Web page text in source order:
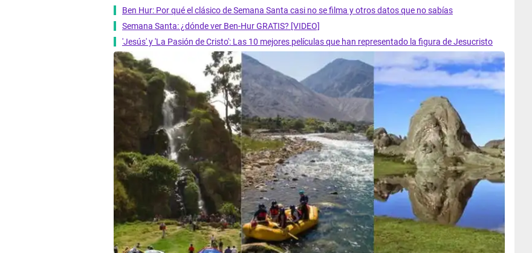
Ben Hur: Por qué el clásico de Semana Santa casi no se filma y otros datos que no sabías
Semana Santa: ¿dónde ver Ben-Hur GRATIS? [VIDEO]
'Jesús' y 'La Pasión de Cristo': Las 10 mejores películas que han representado la figura de Jesucristo